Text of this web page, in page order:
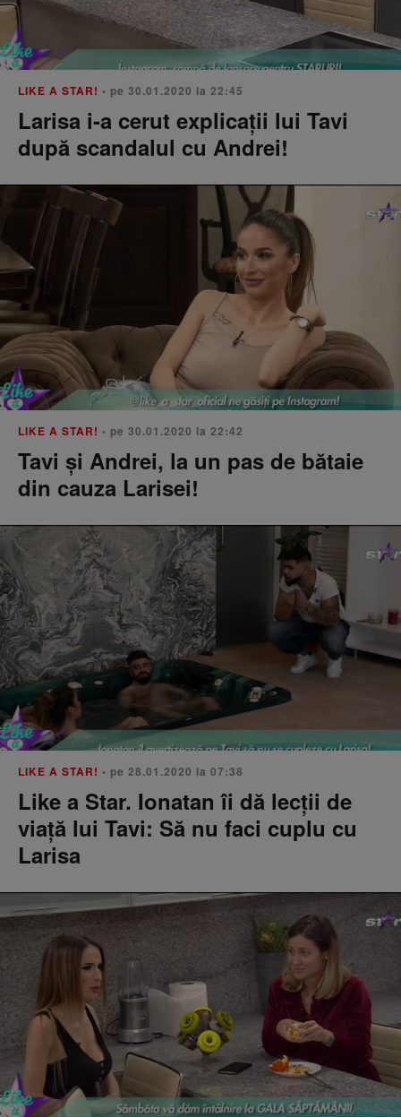
LIKE A STAR! • pe 30.01.2020 la 22:45
Larisa i-a cerut explicaţii lui Tavi
după scandalul cu Andrei!
LIKE A STAR! • pe 30.01.2020 la 22:42
Tavi şi Andrei, la un pas de bătaie
din cauza Larisei!
LIKE A STAR! • pe 28.01.2020 la 07:38
Like a Star. Ionatan îi dă lecții de
viață lui Tavi: Să nu faci cuplu cu
Larisa